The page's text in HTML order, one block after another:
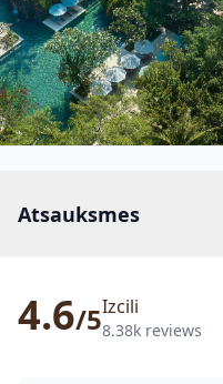
Atsauksmes
4.6/5Izcili
8.38k reviews